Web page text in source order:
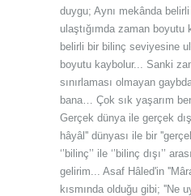
duygu; Aynı mekânda
ulaştığımda zaman boyutu
belirli bir bilinç seviyesine
boyutu kaybolur... Sanki
sınırlaması olmayan
bana… Çok sık yaşarım
Gerçek dünya ile gerçek
hâyâl'' dünyası ile bir
‘’bilinç’’ ile ‘’bilinç dışı’’
gelirim... Asaf Hâled'in
kısmında olduğu gibi; ''Ne